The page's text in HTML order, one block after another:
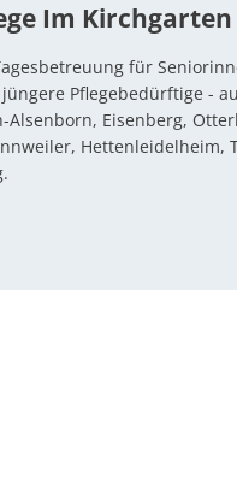
Im Kirchgarten
für
Pflegebedürftige -
Alsenborn, Eisenberg,
Hettenleidelheim,